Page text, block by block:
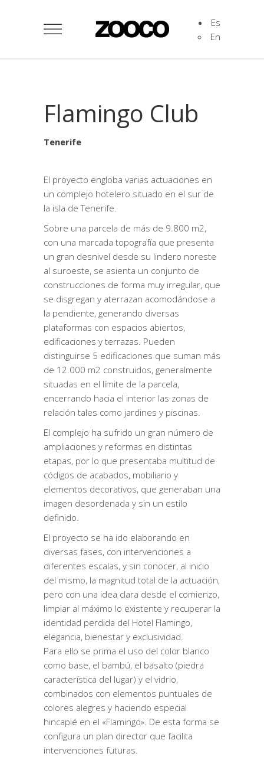
Es
En
Flamingo Club
Tenerife
El proyecto engloba varias actuaciones en
un complejo hotelero situado en el sur de
la isla de Tenerife.
Sobre una parcela de más de 9.800 m2,
con una marcada topografía que presenta
un gran desnivel desde su lindero noreste
al suroeste, se asienta un conjunto de
construcciones de forma muy irregular, que
se disgregan y aterrazan acomodándose a
la pendiente, generando diversas
plataformas con espacios abiertos,
edificaciones y terrazas. Pueden
distinguirse 5 edificaciones que suman más
de 12.000 m2 construidos, generalmente
situadas en el límite de la parcela,
encerrando hacia el interior las zonas de
relación tales como jardines y piscinas.
El complejo ha sufrido un gran número de
ampliaciones y reformas en distintas
etapas, por lo que presentaba multitud de
códigos de acabados, mobiliario y
elementos decorativos, que generaban una
imagen desordenada y sin un estilo
definido.
El proyecto se ha ido elaborando en
diversas fases, con intervenciones a
diferentes escalas, y sin conocer, al inicio
del mismo, la magnitud total de la actuación,
pero con una idea clara desde el comienzo,
limpiar al máximo lo existente y recuperar la
identidad perdida del Hotel Flamingo,
elegancia, bienestar y exclusividad.
Para ello se prima el uso del color blanco
como base, el bambú, el basalto (piedra
característica del lugar) y el vidrio,
combinados con elementos puntuales de
colores alegres y haciendo especial
hincapié en el «Flamingo». De esta forma se
configura un plan director que facilita
intervenciones futuras.